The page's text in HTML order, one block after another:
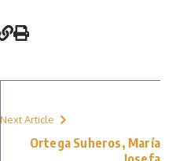
Next Article
Ortega Suheros, María